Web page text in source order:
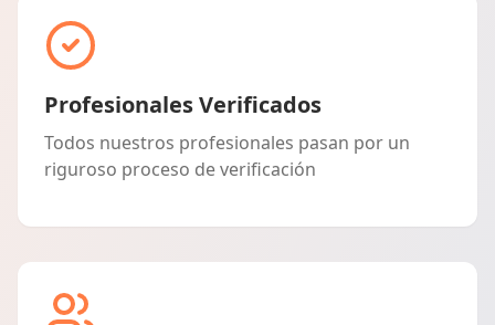
Profesionales Verificados
Todos nuestros profesionales pasan por un
riguroso proceso de verificación